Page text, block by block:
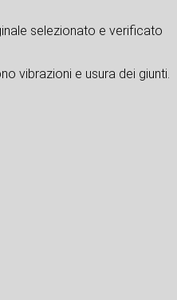
selezionato e verificato
vibrazioni e usura dei giunti.